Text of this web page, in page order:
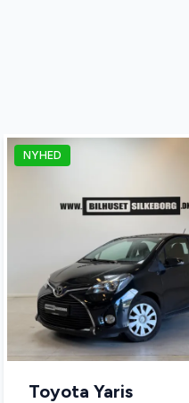
Højdejusterbart førersæde
Kørecomputer
Lædersæder
Nøglefri betjening
NYHED
Toyota Yaris